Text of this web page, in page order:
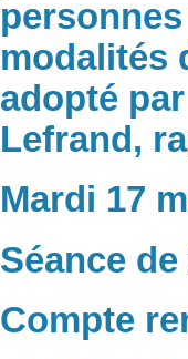
modalités
adopté
Lefrand,
Mardi 17
Séance
Compte